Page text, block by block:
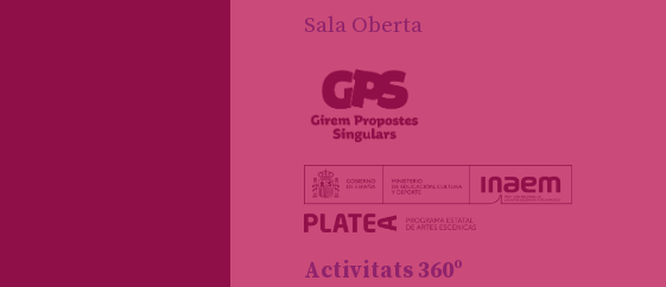
Sala Oberta
Activitats 360º